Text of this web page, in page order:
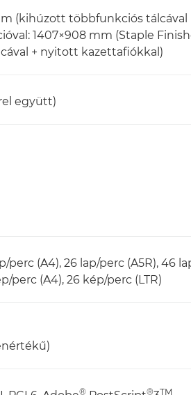
(kihúzott többfunkciós
1407×908 mm (Staple
+ nyitott kazettafiókkal)
együtt)
perc (A4), 26 lap/perc (A5R), 46
perc (A4), 26 kép/perc (LTR)
® ® TM